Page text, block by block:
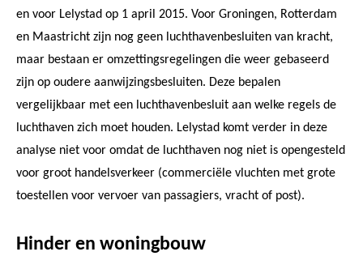
en voor Lelystad op 1 april 2015. Voor Groningen, Rotterdam
en Maastricht zijn nog geen luchthavenbesluiten van kracht,
maar bestaan er omzettingsregelingen die weer gebaseerd
zijn op oudere aanwijzingsbesluiten. Deze bepalen
vergelijkbaar met een luchthavenbesluit aan welke regels de
luchthaven zich moet houden. Lelystad komt verder in deze
analyse niet voor omdat de luchthaven nog niet is opengesteld
voor groot handelsverkeer (commerciële vluchten met grote
toestellen voor vervoer van passagiers, vracht of post).
Hinder en woningbouw